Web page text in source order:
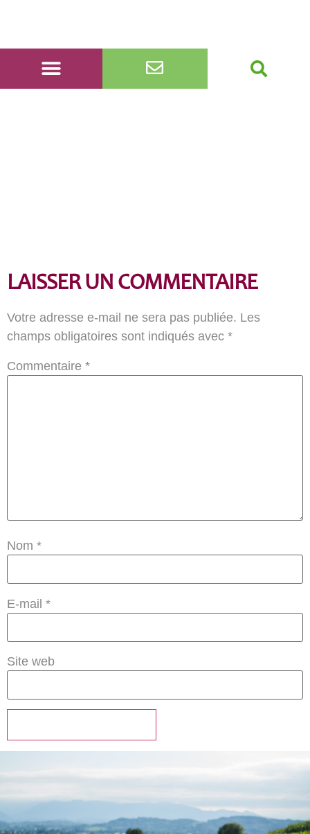
LAISSER UN COMMENTAIRE
Votre adresse e-mail ne sera pas publiée. Les
champs obligatoires sont indiqués avec *
Commentaire *
Nom *
E-mail *
Site web